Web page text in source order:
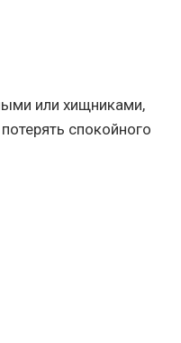
или хищниками,
спокойного